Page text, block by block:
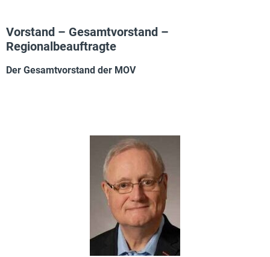
Vorstand – Gesamtvorstand –
Regionalbeauftragte
Der Gesamtvorstand der MOV